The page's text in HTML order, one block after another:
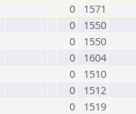
0
1571
0
1550
0
1550
0
1604
0
1510
0
1512
0
1519